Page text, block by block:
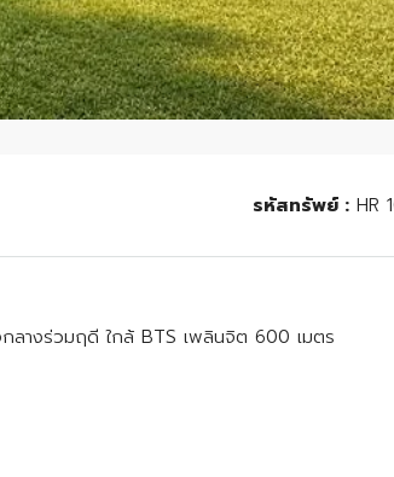
รหัสทรัพย์ : HR
ลางร่วมฤดี ใกล้ BTS เพลินจิต 600 เมตร